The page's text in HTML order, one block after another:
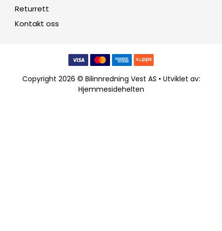
Returrett
Kontakt oss
Copyright 2026 © Bilinnredning Vest AS • Utviklet av:
Hjemmesidehelten